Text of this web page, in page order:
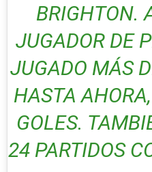
BRIGHTON.
JUGADOR DE
JUGADO MÁS
HASTA
GOLES.
24 PARTIDOS